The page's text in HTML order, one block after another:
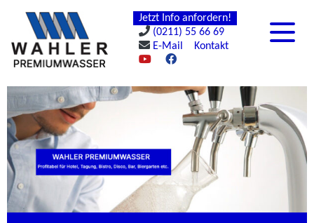
Jetzt Info anfordern!
(0211) 55 66 69
E-Mail
Kontakt